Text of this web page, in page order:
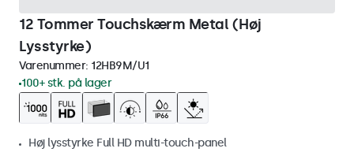
12 Tommer Touchskærm Metal (Høj
Lysstyrke)
Varenummer: 12HB9M/U1
100+ stk. på lager
Høj lysstyrke Full HD multi-touch-panel